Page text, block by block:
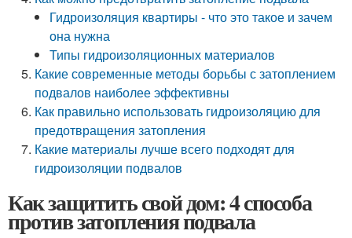
Гидроизоляция квартиры - что это такое и зачем
она нужна
Типы гидроизоляционных материалов
Какие современные методы борьбы с затоплением
подвалов наиболее эффективны
Как правильно использовать гидроизоляцию для
предотвращения затопления
Какие материалы лучше всего подходят для
гидроизоляции подвалов
Как защитить свой дом: 4 способа
против затопления подвала